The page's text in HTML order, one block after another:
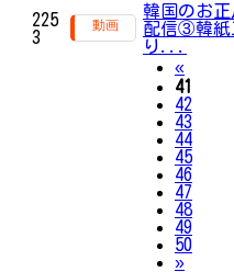
225
3
韓国のお正
配信③韓紙
り...
«
41
42
43
44
45
46
47
48
49
50
»Next